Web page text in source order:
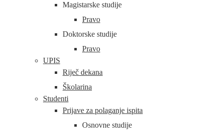
Magistarske studije
Pravo
Doktorske studije
Pravo
UPIS
Riječ dekana
Školarina
Studenti
Prijave za polaganje ispita
Osnovne studije